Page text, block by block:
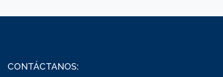
CONTÁCTANOS: